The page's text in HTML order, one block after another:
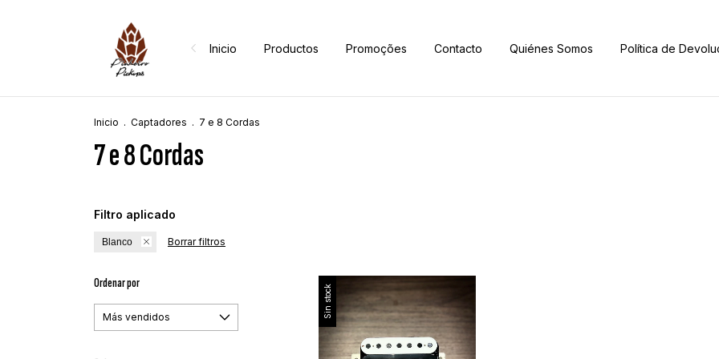
Inicio Productos Promoções Contacto Quiénes Somos Política de
Inicio . Captadores . 7 e 8 Cordas
7 e 8 Cordas
Filtro aplicado
Blanco Borrar filtros
Ordenar por
Sin stock